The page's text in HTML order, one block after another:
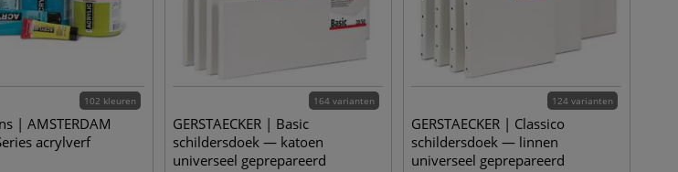
102 kleuren
| AMSTERDAM
acrylverf
164 varianten
GERSTAECKER | Basic
schildersdoek — katoen
universeel geprepareerd
124 varianten
GERSTAECKER | Classico
schildersdoek — linnen
universeel geprepareerd